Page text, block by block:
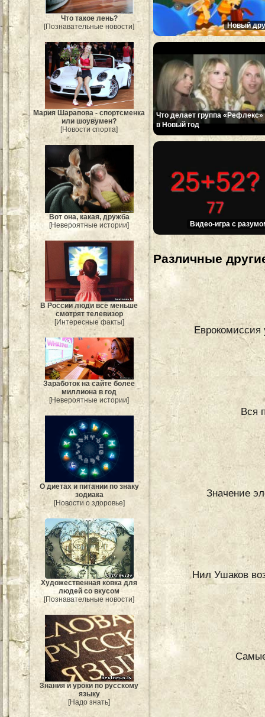
Что такое лень?
[Познавательные новости]
Мария Шарапова - спортсменка
или шоувумен?
[Новости спорта]
Вот она, какая, дружба
[Невероятные истории]
В России люди всё меньше
смотрят телевизор
[Интересные факты]
Заработок на сайте более
миллиона в год
[Невероятные истории]
О диетах и питании по знаку
зодиака
[Новости о здоровье]
Художественная ковка для
людей со вкусом
[Познавательные новости]
Знания и уроки по русскому
языку
[Надо знать]
Новый
Что делает группа «Рефлекс»
в Новый год
Видео-игра с
Различные
Еврокомиссия
Вся
Значение
Нил Ушаков